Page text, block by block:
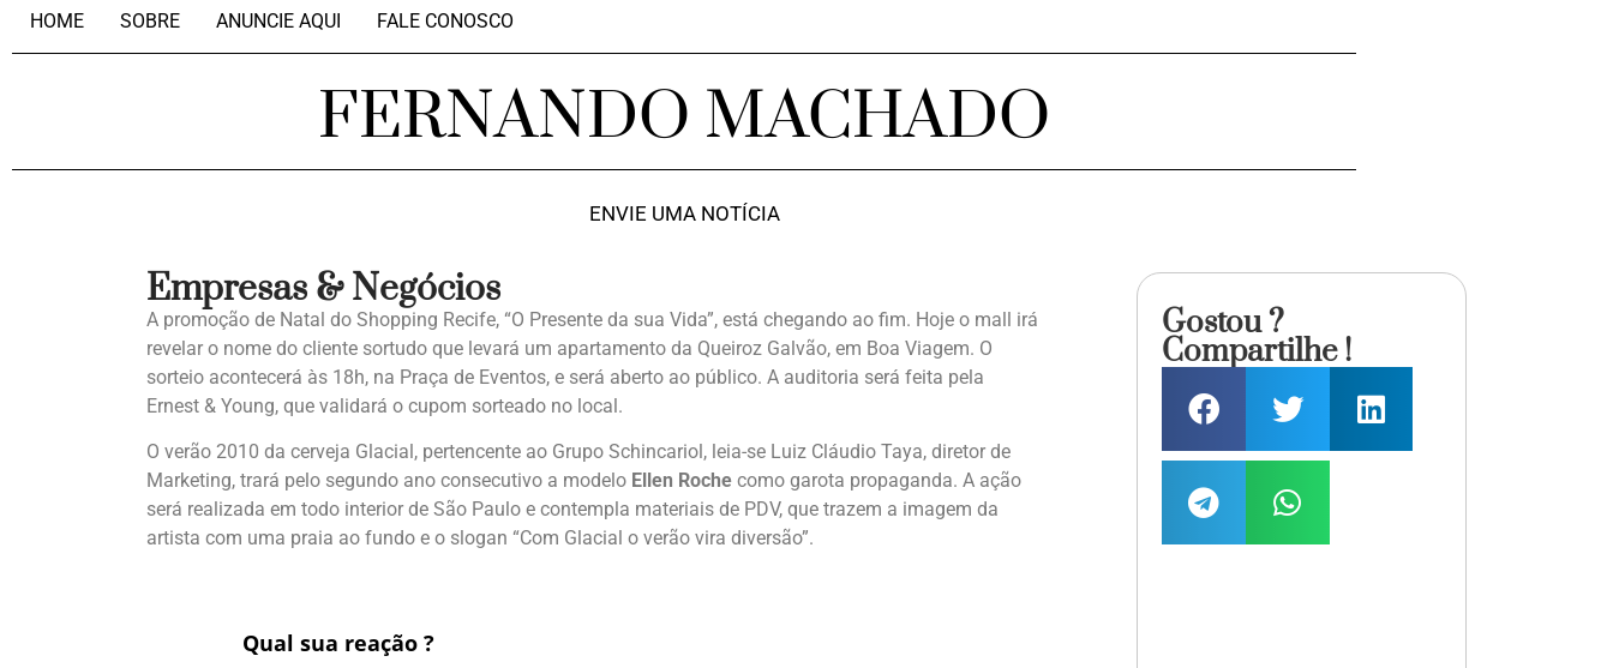
HOME SOBRE ANUNCIE AQUI FALE CONOSCO
FERNANDO MACHADO
ENVIE UMA NOTÍCIA
Empresas & Negócios
A promoção de Natal do Shopping Recife, “O Presente da sua Vida”, está chegando ao fim. Hoje o mall irá
revelar o nome do cliente sortudo que levará um apartamento da Queiroz Galvão, em Boa Viagem. O
sorteio acontecerá às 18h, na Praça de Eventos, e será aberto ao público. A auditoria será feita pela
Ernest & Young, que validará o cupom sorteado no local.
O verão 2010 da cerveja Glacial, pertencente ao Grupo Schincariol, leia-se Luiz Cláudio Taya, diretor de
Marketing, trará pelo segundo ano consecutivo a modelo Ellen Roche como garota propaganda. A ação
será realizada em todo interior de São Paulo e contempla materiais de PDV, que trazem a imagem da
artista com uma praia ao fundo e o slogan “Com Glacial o verão vira diversão”.
Qual sua reação ?
Gostou ?
Compartilhe !